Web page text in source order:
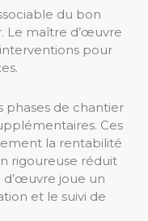
du bon
Le maître d’œuvre
pour
phases de chantier
Ces
la rentabilité
rigoureuse réduit
d’œuvre joue un
et le suivi de